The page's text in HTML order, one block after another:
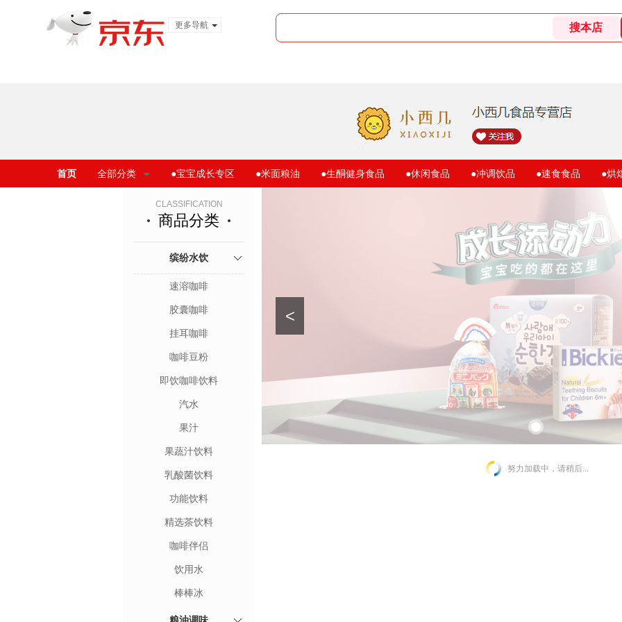
更多导航
首页 全部分类 ●宝宝成长专区 ●米面粮油 ●生酮健身食品 ●休闲食品 ●冲调饮品 ●速食食品 ●烘
CLASSIFICATION
商品分类
缤纷水饮
速溶咖啡
胶囊咖啡
挂耳咖啡
咖啡豆粉
即饮咖啡饮料
汽水
果汁
果蔬汁饮料
乳酸菌饮料
功能饮料
精选茶饮料
咖啡伴侣
饮用水
棒棒冰
<
努力加载中，请稍后...